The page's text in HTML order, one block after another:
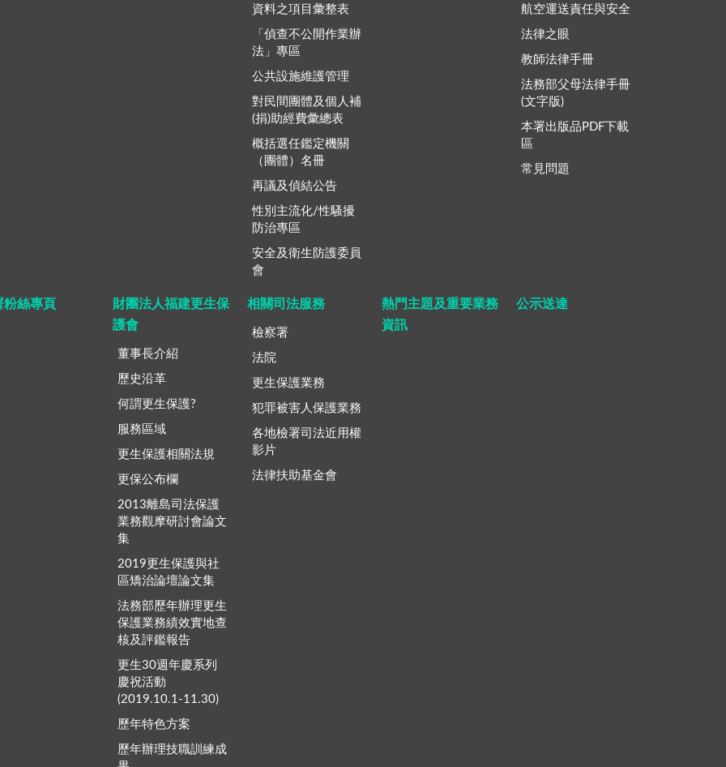
資料之項目彙整表
「偵查不公開作業辦
法」專區
公共設施維護管理
對民間團體及個人補
(捐)助經費彙總表
概括選任鑑定機關
（團體）名冊
再議及偵結公告
性別主流化/性騷擾
防治專區
安全及衛生防護委員
會
航空運送責任與安全
法律之眼
教師法律手冊
法務部父母法律手冊
(文字版)
本署出版品PDF下載
區
常見問題
粉絲專頁
財團法人福建更生保
護會
董事長介紹
歷史沿革
何謂更生保護?
服務區域
更生保護相關法規
更保公布欄
2013離島司法保護
業務觀摩研討會論文
集
2019更生保護與社
區矯治論壇論文集
法務部歷年辦理更生
保護業務績效實地查
核及評鑑報告
更生30週年慶系列
慶祝活動
(2019.10.1-11.30)
歷年特色方案
歷年辦理技職訓練成
相關司法服務
檢察署
法院
更生保護業務
犯罪被害人保護業務
各地檢署司法近用權
影片
法律扶助基金會
熱門主題及重要業務
資訊
公示送達